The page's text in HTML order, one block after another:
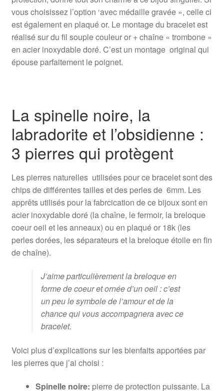
vous choisissez l’option ‘avec médaille gravée », celle ci
est également en plaqué or. Le montage du bracelet est
réalisé sur du fil souple couleur or + chaîne « trombone »
en acier inoxydable doré. C’est un montage original qui
épouse parfaitement le poignet.
La spinelle noire, la
labradorite et l’obsidienne :
3 pierres qui protègent
Les pierres naturelles utilisées pour ce bracelet sont des
chips de différentes tailles et des perles de 6mm. Les
apprêts utilisés pour la fabrcication de ce bijoux sont en
acier inoxydable doré (la chaîne, le fermoir, la breloque
coeur oeil et les anneaux) ou en plaqué or 18k (les
perles dorées, les séparateurs et la breloque étoile en fin
de chaîne).
J’aime particulièrement la breloque en
forme de coeur et ornée d’un oeil : c’est
un peu le symbole de l’amour et de la
chance qui vous accompagnera avec ce
bracelet.
Voici plus d’explications sur les bienfaits apportées par
les pierres que j’ai choisi :
Spinelle noire: pierre de protection puissante. La